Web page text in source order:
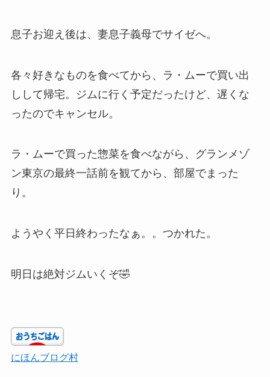
息子お迎え後は、妻息子義母でサイゼへ。
各々好きなものを食べてから、ラ・ムーで買い出
しして帰宅。ジムに行く予定だったけど、遅くな
ったのでキャンセル。
ラ・ムーで買った惣菜を食べながら、グランメゾ
ン東京の最終一話前を観てから、部屋でまった
り。
ようやく平日終わったなぁ。。つかれた。
明日は絶対ジムいくぞ🤣
にほんブログ村